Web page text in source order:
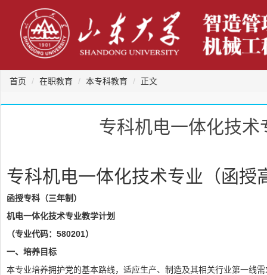
首页 在职教育 本专科教育 正文
专科机电一体化技
专科机电一体化技术专业（函授
函授专科（三年制）
机电一体化技术专业教学计划
（专业代码：580201）
一、培养目标
本专业培养拥护党的基本路线，适应生产、制造及其相关行业第一线